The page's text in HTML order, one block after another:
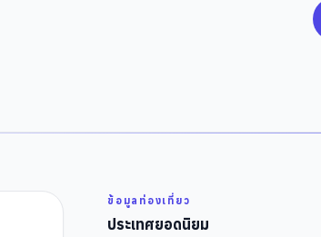
ข้อมูลท่องเที่ยว
ประเทศยอดนิยม